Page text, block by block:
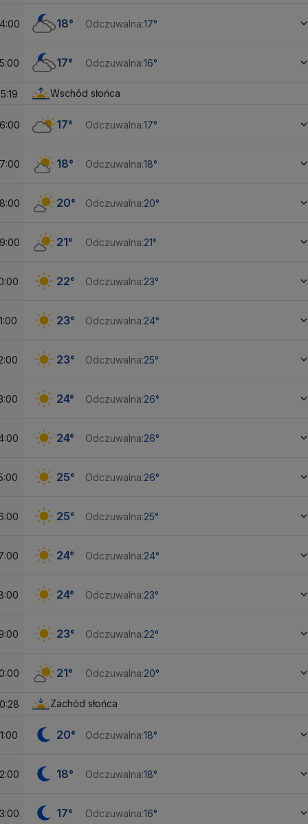
18° Odczuwalna:17°
17° Odczuwalna:16°
Wschód słońca
17° Odczuwalna:17°
18° Odczuwalna:18°
20° Odczuwalna:20°
21° Odczuwalna:21°
22° Odczuwalna:23°
23° Odczuwalna:24°
23° Odczuwalna:25°
24° Odczuwalna:26°
24° Odczuwalna:26°
25° Odczuwalna:26°
25° Odczuwalna:25°
24° Odczuwalna:24°
24° Odczuwalna:23°
23° Odczuwalna:22°
21° Odczuwalna:20°
Zachód słońca
20° Odczuwalna:18°
18° Odczuwalna:18°
17° Odczuwalna:16°